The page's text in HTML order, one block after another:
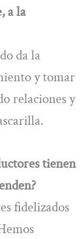
a la
da la
y tomar
relaciones y
tienen
fidelizados